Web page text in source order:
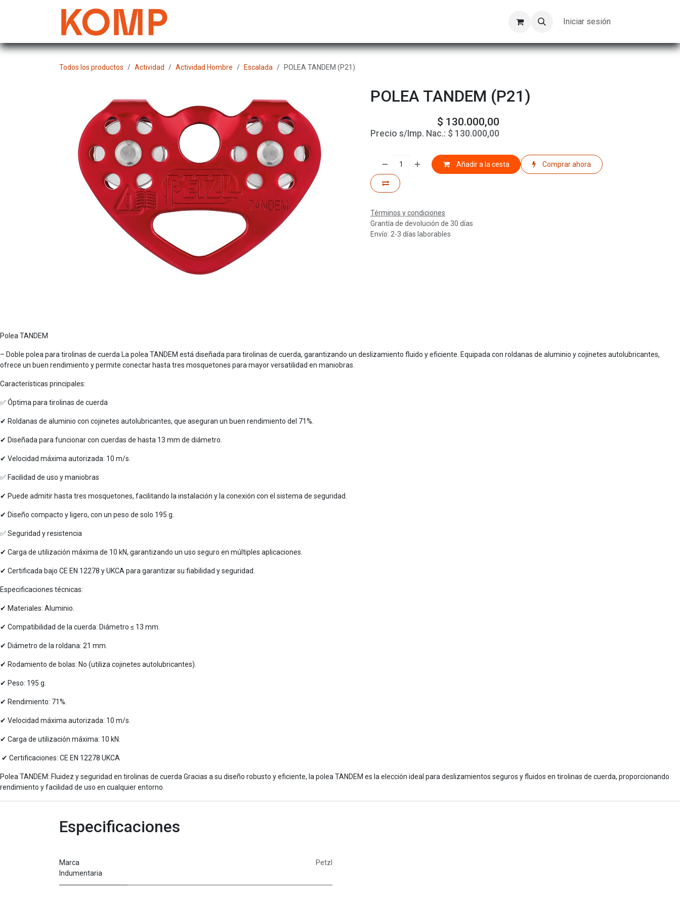
Trabajos Iniciar sesión
Todos los productos Actividad Actividad Hombre Escalada POLEA TANDEM (P21)
POLEA TANDEM (P21)
$ 130.000,00
Precio s/Imp. Nac.: $ 130.000,00
Añadir a la cesta Comprar ahora
Términos y condiciones
Grantía de devolución de 30 días
Envío: 2-3 días laborables
Polea TANDEM
– Doble polea para tirolinas de cuerda La polea TANDEM está diseñada para tirolinas de cuerda, garantizando un deslizamiento fluido y eficiente. Equipada con roldanas de aluminio y cojinetes autolubricantes,
ofrece un buen rendimiento y permite conectar hasta tres mosquetones para mayor versatilidad en maniobras.
Características principales:
✅ Óptima para tirolinas de cuerda
✔ Roldanas de aluminio con cojinetes autolubricantes, que aseguran un buen rendimiento del 71%.
✔ Diseñada para funcionar con cuerdas de hasta 13 mm de diámetro.
✔ Velocidad máxima autorizada: 10 m/s.
✅ Facilidad de uso y maniobras
✔ Puede admitir hasta tres mosquetones, facilitando la instalación y la conexión con el sistema de seguridad.
✔ Diseño compacto y ligero, con un peso de solo 195 g.
✅ Seguridad y resistencia
✔ Carga de utilización máxima de 10 kN, garantizando un uso seguro en múltiples aplicaciones.
✔ Certificada bajo CE EN 12278 y UKCA para garantizar su fiabilidad y seguridad.
Especificaciones técnicas:
✔ Materiales: Aluminio.
✔ Compatibilidad de la cuerda: Diámetro ≤ 13 mm.
✔ Diámetro de la roldana: 21 mm.
✔ Rodamiento de bolas: No (utiliza cojinetes autolubricantes).
✔ Peso: 195 g.
✔ Rendimiento: 71%.
✔ Velocidad máxima autorizada: 10 m/s.
✔ Carga de utilización máxima: 10 kN.
✔ Certificaciones: CE EN 12278 UKCA
Polea TANDEM: Fluidez y seguridad en tirolinas de cuerda Gracias a su diseño robusto y eficiente, la polea TANDEM es la elección ideal para deslizamientos seguros y fluidos en tirolinas de cuerda, proporcionando
rendimiento y facilidad de uso en cualquier entorno.
Especificaciones
Marca
Indumentaria
Petzl